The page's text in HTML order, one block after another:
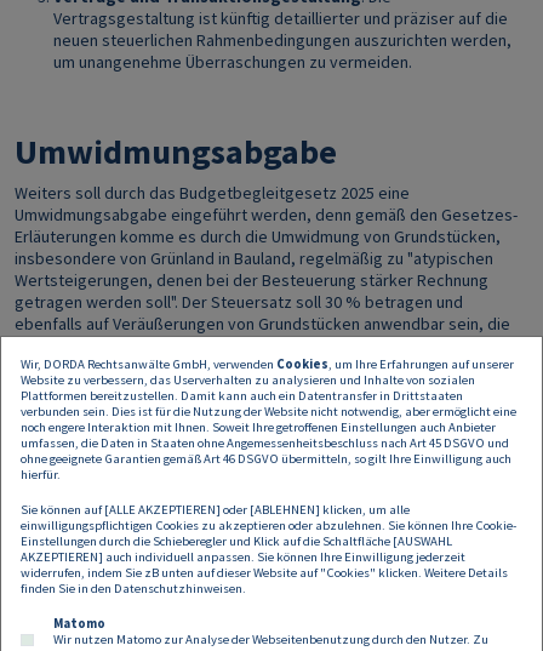
Vertragsgestaltung ist künftig detaillierter und präziser auf die
neuen steuerlichen Rahmenbedingungen auszurichten werden,
um unangenehme Überraschungen zu vermeiden.
Umwidmungsabgabe
Weiters soll durch das Budgetbegleitgesetz 2025 eine
Umwidmungsabgabe eingeführt werden, denn gemäß den Gesetzes-
Erläuterungen komme es durch die Umwidmung von Grundstücken,
insbesondere von Grünland in Bauland, regelmäßig zu "atypischen
Wertsteigerungen, denen bei der Besteuerung stärker Rechnung
getragen werden soll". Der Steuersatz soll 30 % betragen und
ebenfalls auf Veräußerungen von Grundstücken anwendbar sein, die
Angesichts des aktuellen und noch sehr jungen Regierungsprogramms
2025-2029 verwundert diese Maßnahme. Denn das
Regierungsprogramm beabsichtigt die Stärkung der Baukonjunktur
und die Senkung der Baukosten, um gerade auch mehr leistbaren
Wohnraum zu schaffen und einen für die Volkswirtschaft
Umwidmungsabgabe steht diesem Ziel nun genau entgegen, weil sie
die Baukosten durch eine Steuer nochmals erhöht. Eine im
Regierungsprogramm gewünschte verstärkte Wohnbautätigkeit wird
dadurch aber noch zusätzlich erschwert.
Wir, DORDA Rechtsanwälte GmbH, verwenden Cookies, um Ihre Erfahrungen auf unserer
Website zu verbessern, das Userverhalten zu analysieren und Inhalte von sozialen
Plattformen bereitzustellen. Damit kann auch ein Datentransfer in Drittstaaten
verbunden sein. Dies ist für die Nutzung der Website nicht notwendig, aber ermöglicht eine
noch engere Interaktion mit Ihnen. Soweit Ihre getroffenen Einstellungen auch Anbieter
umfassen, die Daten in Staaten ohne Angemessenheitsbeschluss nach Art 45 DSGVO und
ohne geeignete Garantien gemäß Art 46 DSGVO übermitteln, so gilt Ihre Einwilligung auch
hierfür.
Sie können auf [ALLE AKZEPTIEREN] oder [ABLEHNEN] klicken, um alle
einwilligungspflichtigen Cookies zu akzeptieren oder abzulehnen. Sie können Ihre Cookie-
Einstellungen durch die Schieberegler und Klick auf die Schaltfläche [AUSWAHL
AKZEPTIEREN] auch individuell anpassen. Sie können Ihre Einwilligung jederzeit
widerrufen, indem Sie zB unten auf dieser Website auf "Cookies" klicken. Weitere Details
finden Sie in den Datenschutzhinweisen.
Matomo
Wir nutzen Matomo zur Analyse der Webseitenbenutzung durch den Nutzer. Zu